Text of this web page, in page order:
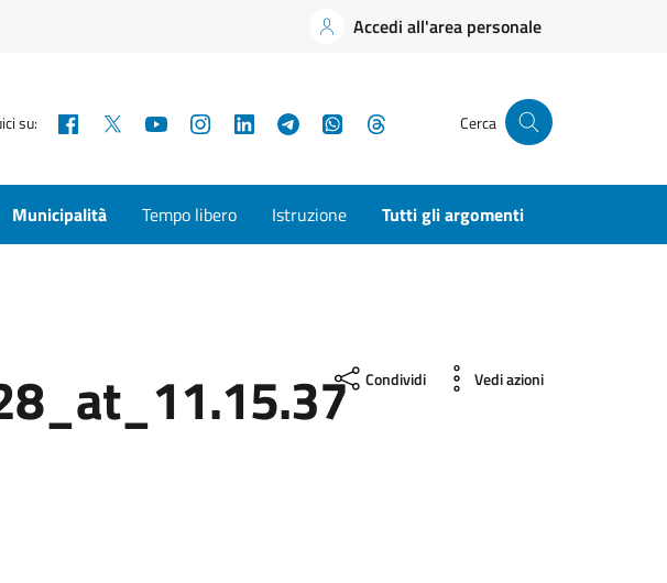
Accedi all'area personale
su: Facebook YouTubeInstagramLinkedInTelegramWhatsApp Cerca
Municipalità Tempo libero Istruzione Tutti gli argomenti
Condividi Vedi azioni